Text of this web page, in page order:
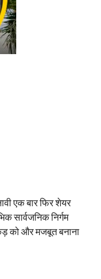
एक बार फिर शेयर
सार्वजनिक निर्गम
को और मजबूत बनाना